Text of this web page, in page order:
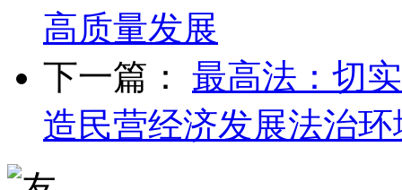
高质量发展
下一篇： 最高法：切
造民营经济发展法治环